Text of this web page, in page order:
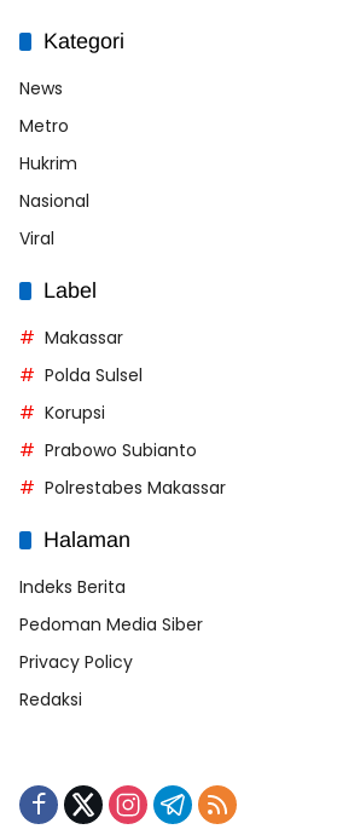
Kategori
News
Metro
Hukrim
Nasional
Viral
Label
Makassar
Polda Sulsel
Korupsi
Prabowo Subianto
Polrestabes Makassar
Halaman
Indeks Berita
Pedoman Media Siber
Privacy Policy
Redaksi